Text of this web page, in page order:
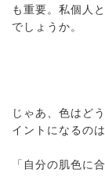
も重要。私個人
でしょうか。
じゃあ、色はど
イントになるのは
「自分の肌色に